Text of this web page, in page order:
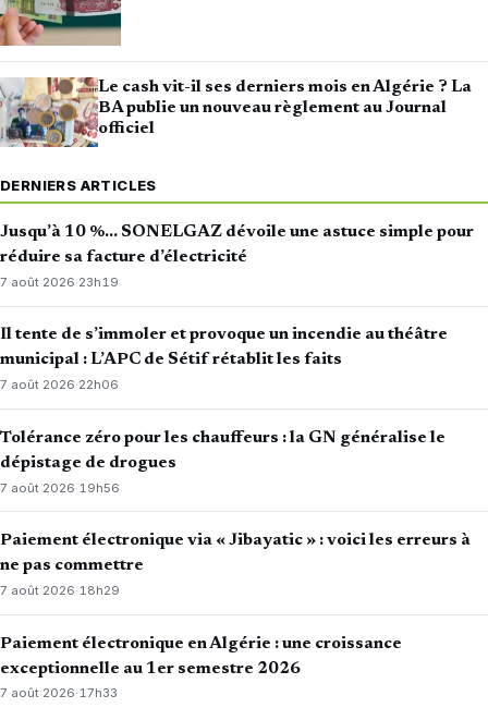
Le cash vit-il ses derniers mois en Algérie ? La
BA publie un nouveau règlement au Journal
officiel
DERNIERS ARTICLES
Jusqu’à 10 %… SONELGAZ dévoile une astuce simple pour
réduire sa facture d’électricité
7 août 2026·23h19
Il tente de s’immoler et provoque un incendie au théâtre
municipal : L’APC de Sétif rétablit les faits
7 août 2026·22h06
Tolérance zéro pour les chauffeurs : la GN généralise le
dépistage de drogues
7 août 2026· 19h56
Paiement électronique via « Jibayatic » : voici les erreurs à
ne pas commettre
7 août 2026·18h29
Paiement électronique en Algérie : une croissance
exceptionnelle au 1er semestre 2026
7 août 2026·17h33